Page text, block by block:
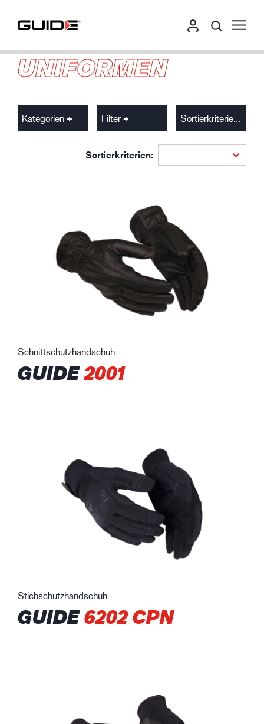
UNIFORMEN
Kategorien Filter Sortierkriterien
Sortierkriterien:
Schnittschutzhandschuh
GUIDE2001
Stichschutzhandschuh
GUIDE6202 CPN